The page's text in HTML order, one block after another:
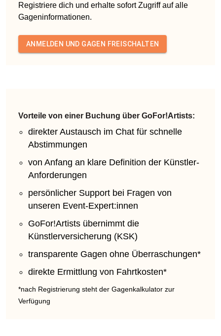
Registriere dich und erhalte sofort Zugriff auf alle
Gageninformationen.
ANMELDEN UND GAGEN FREISCHALTEN
Vorteile von einer Buchung über GoFor!Artists:
direkter Austausch im Chat für schnelle
Abstimmungen
von Anfang an klare Definition der Künstler-
Anforderungen
persönlicher Support bei Fragen von
unseren Event-Expert:innen
GoFor!Artists übernimmt die
Künstlerversicherung (KSK)
transparente Gagen ohne Überraschungen*
direkte Ermittlung von Fahrtkosten*
*nach Registrierung steht der Gagenkalkulator zur
Verfügung